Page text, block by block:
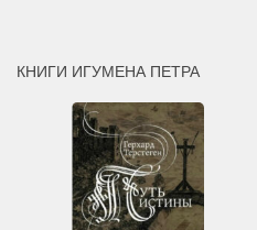
КНИГИ ИГУМЕНА ПЕТРА